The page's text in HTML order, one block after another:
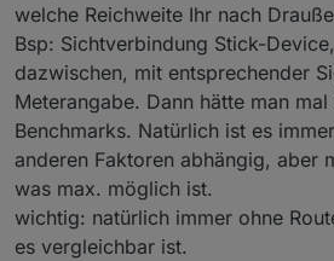
welche Reichweite Ihr nach
Bsp: Sichtverbindung Stick-
dazwischen, mit entsprechender
Meterangabe. Dann hätte man
Benchmarks. Natürlich ist es
anderen Faktoren abhängig, aber
was max. möglich ist.
wichtig: natürlich immer ohne
es vergleichbar ist.